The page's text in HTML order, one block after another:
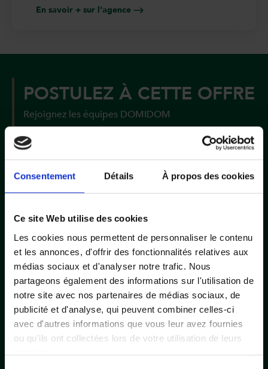
Consentement Détails À propos des cookies
Ce site Web utilise des cookies
Les cookies nous permettent de personnaliser le contenu
et les annonces, d'offrir des fonctionnalités relatives aux
médias sociaux et d'analyser notre trafic. Nous
partageons également des informations sur l'utilisation de
notre site avec nos partenaires de médias sociaux, de
publicité et d'analyse, qui peuvent combiner celles-ci
avec d'autres informations que vous leur avez fournies
ou qu'ils ont collectées lors de votre utilisation de leurs
services.
En savoir + sur l'agence
POSTULEZ À CETTE OFFRE
Rejoignez les équipes DOMIDOM
de
candidature
Nom*
Prénom *
Email*